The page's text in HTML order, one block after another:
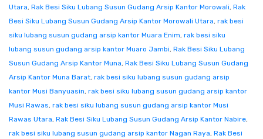
Utara, Rak Besi Siku Lubang Susun Gudang Arsip Kantor Morowali, Rak
Besi Siku Lubang Susun Gudang Arsip Kantor Morowali Utara, rak besi
siku lubang susun gudang arsip kantor Muara Enim, rak besi siku
lubang susun gudang arsip kantor Muaro Jambi, Rak Besi Siku Lubang
Susun Gudang Arsip Kantor Muna, Rak Besi Siku Lubang Susun Gudang
Arsip Kantor Muna Barat, rak besi siku lubang susun gudang arsip
kantor Musi Banyuasin, rak besi siku lubang susun gudang arsip kantor
Musi Rawas, rak besi siku lubang susun gudang arsip kantor Musi
Rawas Utara, Rak Besi Siku Lubang Susun Gudang Arsip Kantor Nabire,
rak besi siku lubang susun gudang arsip kantor Nagan Raya, Rak Besi